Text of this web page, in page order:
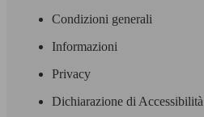
Condizioni generali
Informazioni
Privacy
Dichiarazione di Accessibilità